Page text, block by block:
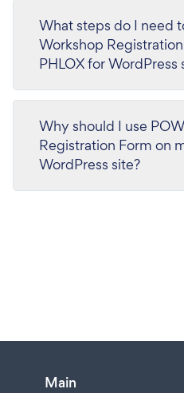
What steps do I need
Workshop
PHLOX for WordPress
Why should I use
Registration Form on
WordPress site?
Main